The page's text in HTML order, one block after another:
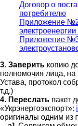
Договор о
потребителю
Приложение
Приложение №3
3. Заверить копию
полномочия лица, на
Устава, протокол
т.д.)
4. Переслать пакет
«Укрэнергоэкспорт»:
оригиналы одним из